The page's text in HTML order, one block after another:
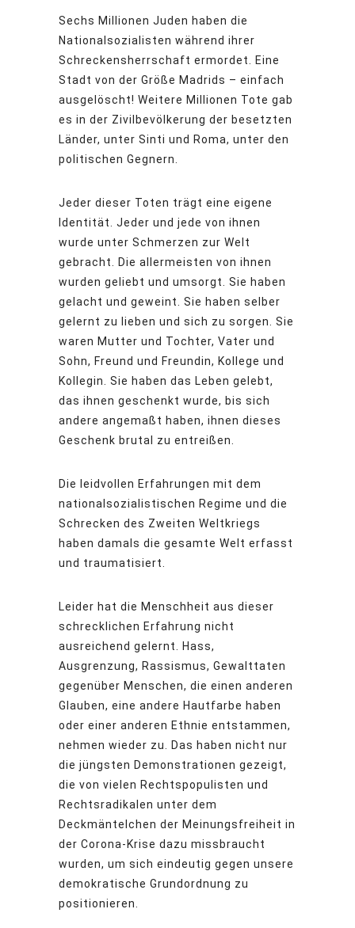
Sechs Millionen Juden haben die
Nationalsozialisten während ihrer
Schreckensherrschaft ermordet. Eine
Stadt von der Größe Madrids – einfach
ausgelöscht! Weitere Millionen Tote gab
es in der Zivilbevölkerung der besetzten
Länder, unter Sinti und Roma, unter den
politischen Gegnern.
Jeder dieser Toten trägt eine eigene
Identität. Jeder und jede von ihnen
wurde unter Schmerzen zur Welt
gebracht. Die allermeisten von ihnen
wurden geliebt und umsorgt. Sie haben
gelacht und geweint. Sie haben selber
gelernt zu lieben und sich zu sorgen. Sie
waren Mutter und Tochter, Vater und
Sohn, Freund und Freundin, Kollege und
Kollegin. Sie haben das Leben gelebt,
das ihnen geschenkt wurde, bis sich
andere angemaßt haben, ihnen dieses
Geschenk brutal zu entreißen.
Die leidvollen Erfahrungen mit dem
nationalsozialistischen Regime und die
Schrecken des Zweiten Weltkriegs
haben damals die gesamte Welt erfasst
und traumatisiert.
Leider hat die Menschheit aus dieser
schrecklichen Erfahrung nicht
ausreichend gelernt. Hass,
Ausgrenzung, Rassismus, Gewalttaten
gegenüber Menschen, die einen anderen
Glauben, eine andere Hautfarbe haben
oder einer anderen Ethnie entstammen,
nehmen wieder zu. Das haben nicht nur
die jüngsten Demonstrationen gezeigt,
die von vielen Rechtspopulisten und
Rechtsradikalen unter dem
Deckmäntelchen der Meinungsfreiheit in
der Corona-Krise dazu missbraucht
wurden, um sich eindeutig gegen unsere
demokratische Grundordnung zu
positionieren.